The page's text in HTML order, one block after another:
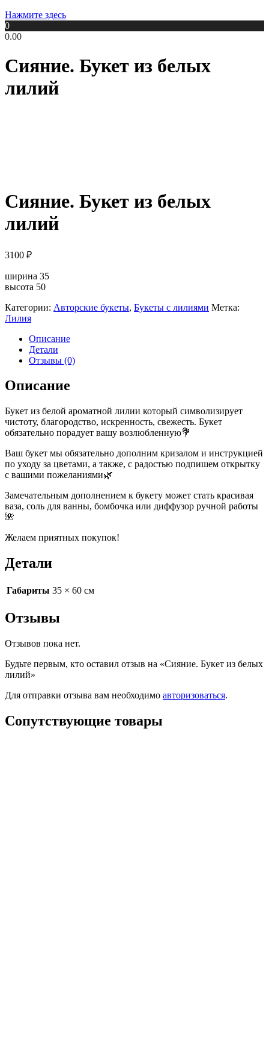
Нажмите здесь
0
0.00
Сияние. Букет из белых
лилий
Сияние. Букет из белых
лилий
3100 ₽
ширина 35
высота 50
Категории: Авторские букеты, Букеты с лилиями Метка:
Лилия
Описание
Детали
Отзывы (0)
Описание
Букет из белой ароматной лилии который символизирует
чистоту, благородство, искренность, свежесть. Букет
обязательно порадует вашу возлюбленную💐
Ваш букет мы обязательно дополним кризалом и инструкцией
по уходу за цветами, а также, с радостью подпишем открытку
с вашими пожеланиями🌿
Замечательным дополнением к букету может стать красивая
ваза, соль для ванны, бомбочка или диффузор ручной работы
🌺
Желаем приятных покупок!
Детали
Габариты 35 × 60 см
Отзывы
Отзывов пока нет.
Будьте первым, кто оставил отзыв на «Сияние. Букет из белых
лилий»
Для отправки отзыва вам необходимо авторизоваться.
Сопутствующие товары